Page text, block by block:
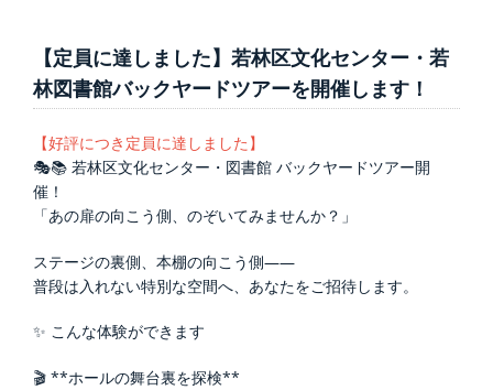
【定員に達しました】若林区文化センター・若
林図書館バックヤードツアーを開催します！
【好評につき定員に達しました】
🎭📚 若林区文化センター・図書館 バックヤードツアー開
催！
「あの扉の向こう側、のぞいてみませんか？」
ステージの裏側、本棚の向こう側――
普段は入れない特別な空間へ、あなたをご招待します。
✨ こんな体験ができます
🎬 **ホールの舞台裏を探検**